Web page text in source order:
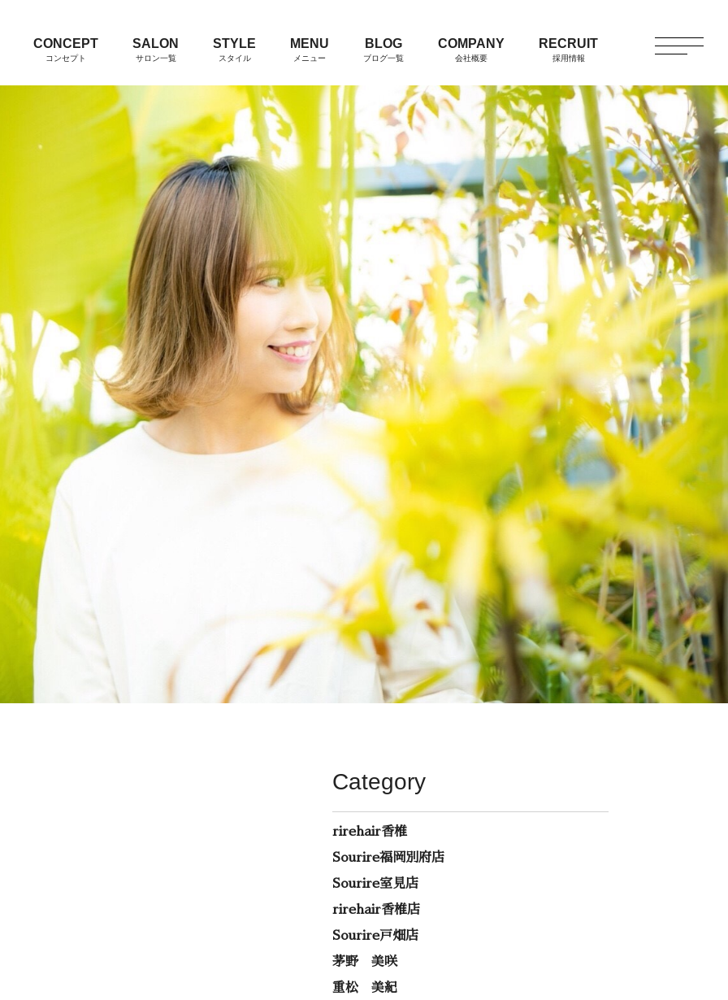
CONCEPT
コンセプト
SALON
サロン一覧
STYLE
スタイル
MENU
メニュー
BLOG
ブログ一覧
COMPANY
会社概要
RECRUIT
採用情報
Category
rirehair香椎
Sourire福岡別府店
Sourire室見店
rirehair香椎店
Sourire戸畑店
茅野 美咲
重松 美紀